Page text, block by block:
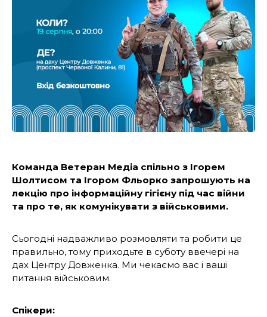
Команда Ветеран Медіа спільно з Ігорем
Шолтисом та Ігором Фльорко запрошують на
лекцію про інформаційну гігієну під час війни
та про те, як комунікувати з військовими.
Сьогодні надважливо розмовляти та робити це
правильно, тому приходьте в суботу ввечері на
дах Центру Довженка. Ми чекаємо вас і ваші
питання військовим.
Спікери: